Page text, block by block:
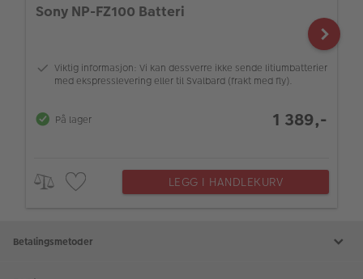
Sony NP-FZ100 Batteri
Viktig informasjon: Vi kan dessverre ikke sende litiumbatterier
med ekspresslevering eller til Svalbard (frakt med fly).
På lager 1 389,-
LEGG I HANDLEKURV
Betalingsmetoder